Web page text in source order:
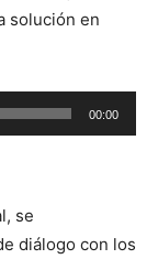
solución en
00:00
se
diálogo con los